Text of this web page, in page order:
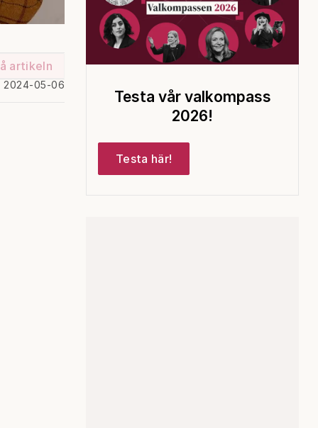
artikeln
2024-05-06
Testa vår valkompass
2026!
Testa här!